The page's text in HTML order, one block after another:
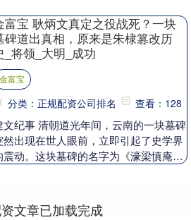
富宝 耿炳文真定之役战死？一块
碑道出真相，原来是朱棣篡改历
_将领_大明_成功
金富宝
分类：正规配资公司排名 查看：128
文纪事 清朝道光年间，云南的一块墓碑
然出现在世人眼前，立即引起了史学界
震动。这块墓碑的名字为《濠梁慎庵耿
文章已加载完成